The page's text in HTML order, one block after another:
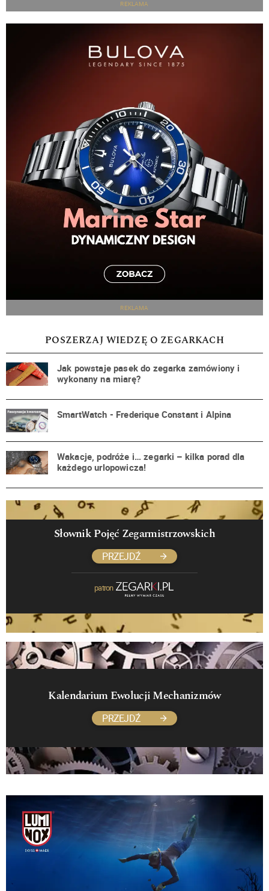
REKLAMA
REKLAMA
POSZERZAJ WIEDZĘ O ZEGARKACH
Jak powstaje pasek do zegarka zamówiony i
wykonany na miarę?
SmartWatch - Frederique Constant i Alpina
Wakacje, podróże i… zegarki – kilka porad dla
każdego urlopowicza!
Słownik Pojęć Zegarmistrzowskich
PRZEJDŹ
patron
Kalendarium Ewolucji Mechanizmów
PRZEJDŹ